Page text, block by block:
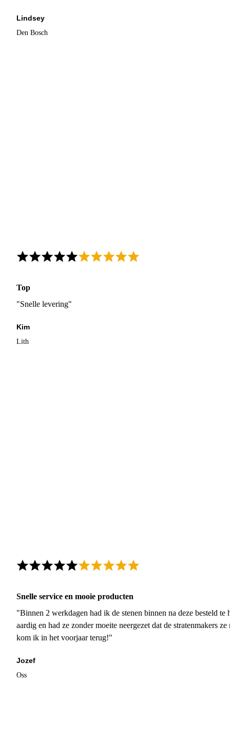
Lindsey
Den Bosch
Top
"Snelle levering"
Kim
Lith
Snelle service en mooie producten
"Binnen 2 werkdagen had ik de stenen binnen na deze besteld
aardig en had ze zonder moeite neergezet dat de stratenmakers
kom ik in het voorjaar terug!"
Jozef
Oss